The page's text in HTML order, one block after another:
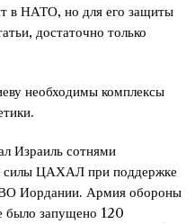
в НАТО, но для его защиты
достаточно только
необходимы комплексы
Израиль сотнями
силы ЦАХАЛ при поддержке
Иордании. Армия обороны
было запущено 120